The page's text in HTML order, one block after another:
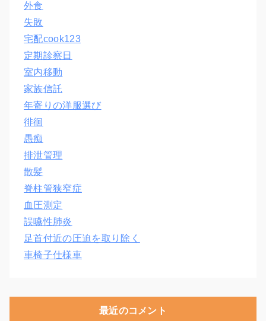
外食
失敗
宅配cook123
定期診察日
室内移動
家族信託
年寄りの洋服選び
徘徊
愚痴
排泄管理
散髪
脊柱管狭窄症
血圧測定
誤嚥性肺炎
足首付近の圧迫を取り除く
車椅子仕様車
最近のコメント